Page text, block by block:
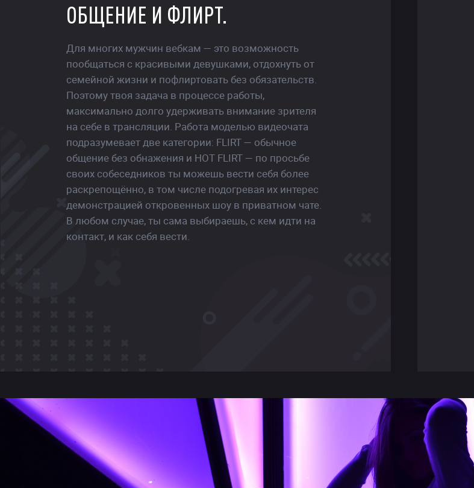
ОБЩЕНИЕ И ФЛИРТ.
Для многих мужчин вебкам — это возможность
пообщаться с красивыми девушками, отдохнуть от
семейной жизни и пофлиртовать без обязательств.
Поэтому твоя задача в процессе работы,
максимально долго удерживать внимание зрителя
на себе в трансляции. Работа моделью видеочата
подразумевает две категории: FLIRT — обычное
общение без обнажения и HOT FLIRT — по просьбе
своих собеседников ты можешь вести себя более
раскрепощённо, в том числе подогревая их интерес
демонстрацией откровенных шоу в приватном чате.
В любом случае, ты сама выбираешь, с кем идти на
контакт, и как себя вести.